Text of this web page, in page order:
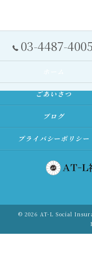
03-4487-4005
ごあいさつ
ブログ
プライバシーポリシー
© 2026 AT-L Social